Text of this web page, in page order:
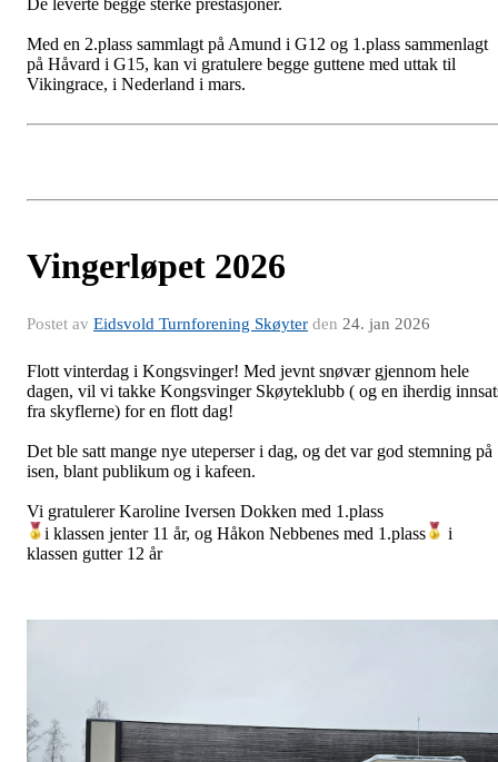
Med en 2.plass sammlagt på Amund i G12 og 1.plass sammenlagt
på Håvard i G15, kan vi gratulere begge guttene med uttak til
Vikingrace, i Nederland i mars.
Vingerløpet 2026
Postet av Eidsvold Turnforening Skøyter den 24. jan 2026
Flott vinterdag i Kongsvinger! Med jevnt snøvær gjennom hele
dagen, vil vi takke Kongsvinger Skøyteklubb ( og en iherdig
fra skyflerne) for en flott dag!
Det ble satt mange nye uteperser i dag, og det var god stemning på
isen, blant publikum og i kafeen.
Vi gratulerer Karoline Iversen Dokken med 1.plass
i klassen jenter 11 år, og Håkon Nebbenes med 1.plass
i
klassen gutter 12 år